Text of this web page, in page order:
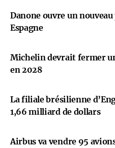
Danone ouvre un
Espagne
Michelin devrait fermer
en 2028
La filiale brésilienne
1,66 milliard de dollars
Airbus va vendre 95